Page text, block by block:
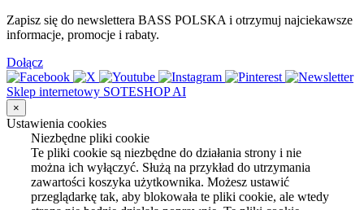
Zapisz się do newslettera BASS POLSKA i otrzymuj najciekawsze
informacje, promocje i rabaty.
Dołącz
Sklep internetowy SOTESHOP AI
×
Ustawienia cookies
Niezbędne pliki cookie
Te pliki cookie są niezbędne do działania strony i nie
można ich wyłączyć. Służą na przykład do utrzymania
zawartości koszyka użytkownika. Możesz ustawić
przeglądarkę tak, aby blokowała te pliki cookie, ale wtedy